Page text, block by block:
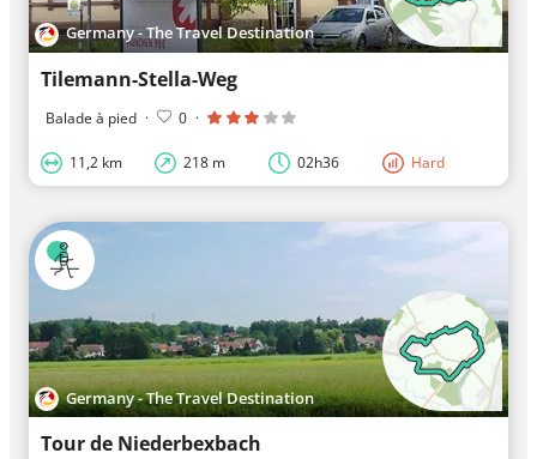
Germany - The Travel Destination
Tilemann-Stella-Weg
Balade à pied · 0 ·
11,2 km 218 m 02h36 Hard
Germany - The Travel Destination
Tour de Niederbexbach